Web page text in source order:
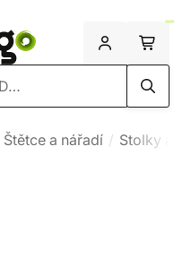
Štětce a nářadí Stolky a